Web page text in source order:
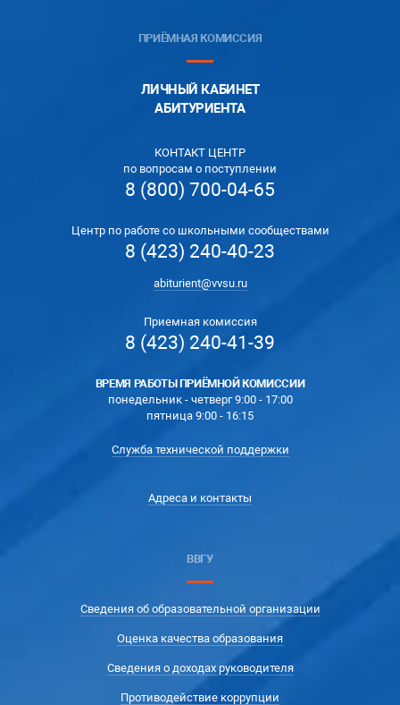
ПРИЁМНАЯ КОМИССИЯ
ЛИЧНЫЙ КАБИНЕТ
АБИТУРИЕНТА
КОНТАКТ ЦЕНТР
по вопросам о поступлении
8 (800) 700-04-65
Центр по работе со школьными сообществами
8 (423) 240-40-23
abiturient@vvsu.ru
Приемная комиссия
8 (423) 240-41-39
ВРЕМЯ РАБОТЫ ПРИЁМНОЙ КОМИССИИ
понедельник - четверг 9:00 - 17:00
пятница 9:00 - 16:15
Служба технической поддержки
Адреса и контакты
ВВГУ
Сведения об образовательной организации
Оценка качества образования
Сведения о доходах руководителя
Противодействие коррупции